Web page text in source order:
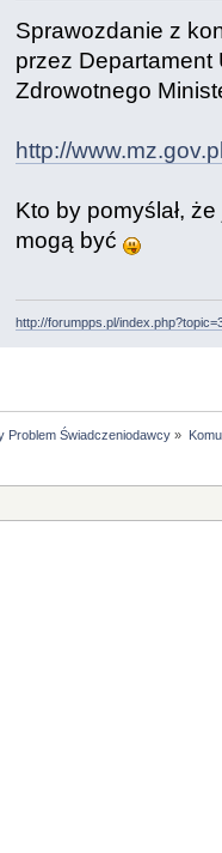
Sprawozdanie z
przez Departament
Zdrowotnego
http://
Kto by pomyślał,
mogą być
http://forumpps.pl/
Problem Świadczeniodawcy »